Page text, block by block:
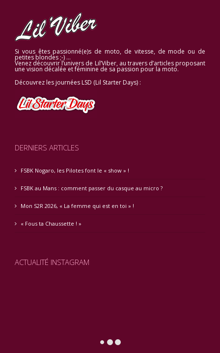
Si vous êtes passionné(e)s de moto, de vitesse, de mode ou de
petites blondes ;-) …
Venez découvrir l’univers de Lil’Viber, au travers d’articles proposant
une vision décalée et féminine de sa passion pour la moto.
Découvrez les journées LSD (Lil Starter Days) :
DERNIERS ARTICLES
FSBK Nogaro, les Pilotes font le « show » !
FSBK au Mans : comment passer du casque au micro ?
Mon S2R 2026, « La femme qui est en toi » !
« Fous ta Chaussette ! »
ACTUALITÉ INSTAGRAM